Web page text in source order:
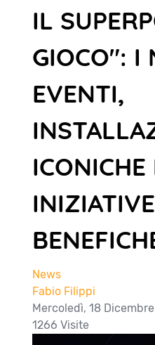
IL
GIOCO": I
EVENTI,
ICONICHE
INIZIATIVE
News
Fabio Filippi
Mercoledì, 18
1266 Visite